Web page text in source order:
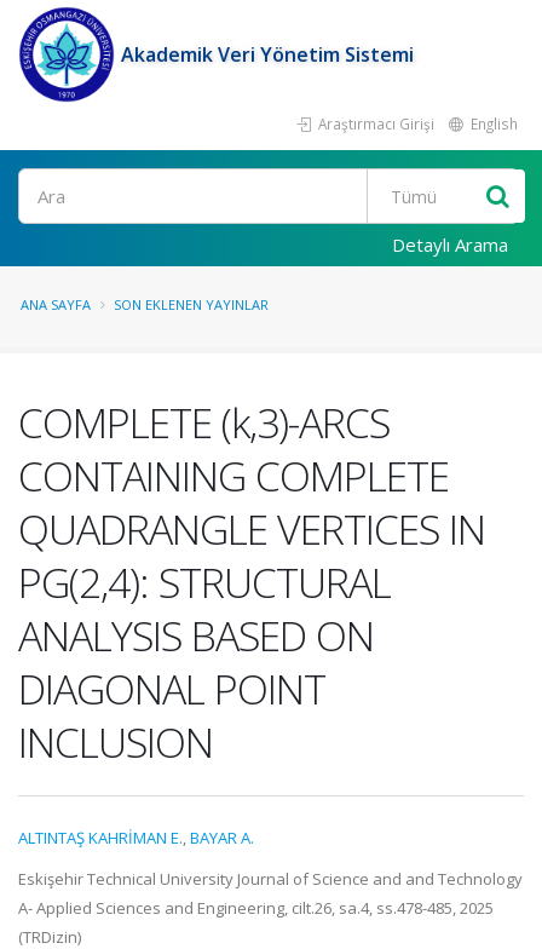
Akademik Veri Yönetim Sistemi
Araştırmacı Girişi English
Ara
Detaylı Arama
ANA SAYFA SON EKLENEN YAYINLAR
COMPLETE (k,3)-ARCS
CONTAINING COMPLETE
QUADRANGLE VERTICES IN
PG(2,4): STRUCTURAL
ANALYSIS BASED ON
DIAGONAL POINT
INCLUSION
ALTINTAŞ KAHRİMAN E.,BAYAR A.
Eskişehir Technical University Journal of Science and and Technology
A- Applied Sciences and Engineering, cilt.26, sa.4, ss.478-485, 2025
(TRDizin)